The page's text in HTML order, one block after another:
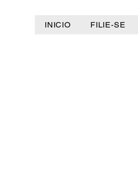
INICIO FILIE-SE